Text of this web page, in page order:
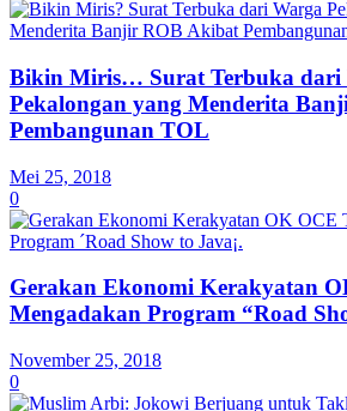
Bikin Miris… Surat Terbuka dari
Pekalongan yang Menderita
Pembangunan TOL
Mei 25, 2018
0
Gerakan Ekonomi Kerakyatan
Mengadakan Program “Road
November 25, 2018
0